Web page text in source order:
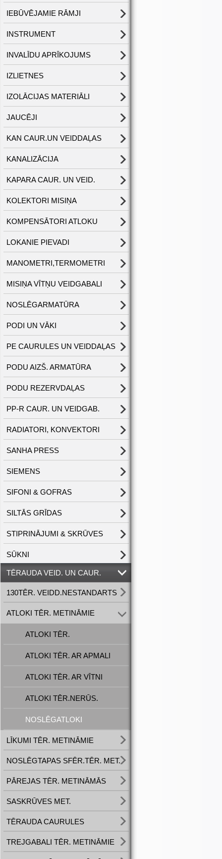
IEBŪVĒJAMIE RĀMJI
INSTRUMENT
INVALĪDU APRĪKOJUMS
IZLIETNES
IZOLĀCIJAS MATERIĀLI
JAUCĒJI
KAN CAUR.UN VEIDDAĻAS
KANALIZĀCIJA
KAPARA CAUR. UN VEID.
KOLEKTORI MISIŅA
KOMPENSĀTORI ATLOKU
LOKANIE PIEVADI
MANOMETRI,TERMOMETRI
MISIŅA VĪTŅU VEIDGABALI
NOSLĒGARMATŪRA
PODI UN VĀKI
PE CAURULES UN VEIDDAĻAS
PODU AIZŠ. ARMATŪRA
PODU REZERVDAĻAS
PP-R CAUR. UN VEIDGAB.
RADIATORI, KONVEKTORI
SANHA PRESS
SIEMENS
SIFONI & GOFRAS
SILTĀS GRĪDAS
STIPRINĀJUMI & SKRŪVES
SŪKNI
TĒRAUDA VEID. UN CAUR.
130TĒR. VEIDD.NESTANDARTS
ATLOKI TĒR. METINĀMIE
ATLOKI TĒR.
ATLOKI TĒR. AR APMALI
ATLOKI TĒR. AR VĪTNI
ATLOKI TĒR.NERŪS.
NOSLĒGATLOKI
LĪKUMI TĒR. METINĀMIE
NOSLĒGTAPAS SFĒR.TĒR. MET.
PĀREJAS TĒR. METINĀMĀS
SASKRŪVES MET.
TĒRAUDA CAURULES
TREJGABALI TĒR. METINĀMIE